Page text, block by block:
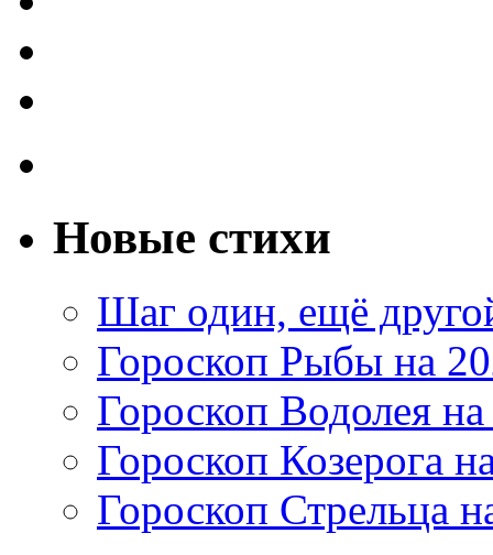
Новые стихи
Шаг один, ещё
Гороскоп Рыбы на
Гороскоп Водолея
Гороскоп Козерога
Гороскоп Стрельца